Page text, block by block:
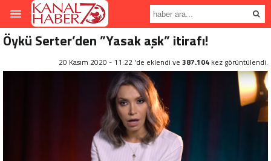
Öykü Serter’den ”Yasak aşk” itirafı!
20 Kasım 2020 - 11:22 'de eklendi ve 387.104 kez görüntülendi.